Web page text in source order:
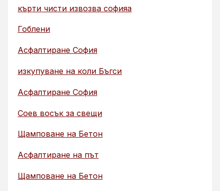
кърти чисти извозва софияа
Гоблени
Асфалтиране София
изкупуване на коли Бъгси
Асфалтиране София
Соев восък за свещи
Щамповане на Бетон
Асфалтиране на път
Щамповане на Бетон